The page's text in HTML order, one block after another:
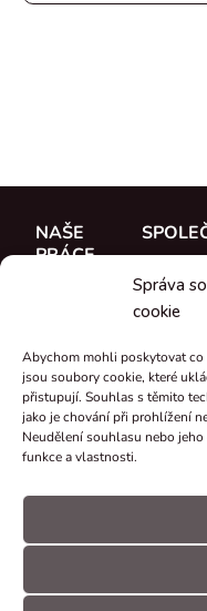
Správa
cookie
Abychom mohli poskytovat
jsou soubory cookie, které
přistupují. Souhlas s těmito
jako je chování při prohlížení
Neudělení souhlasu nebo
funkce a vlastnosti.
NAŠE
PRÁCE
Reference
Co je nového
Kariéra
a
Granty